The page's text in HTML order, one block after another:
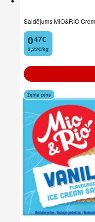
Saldējums MIO&RIO
0
. 47€
5,22€/kg